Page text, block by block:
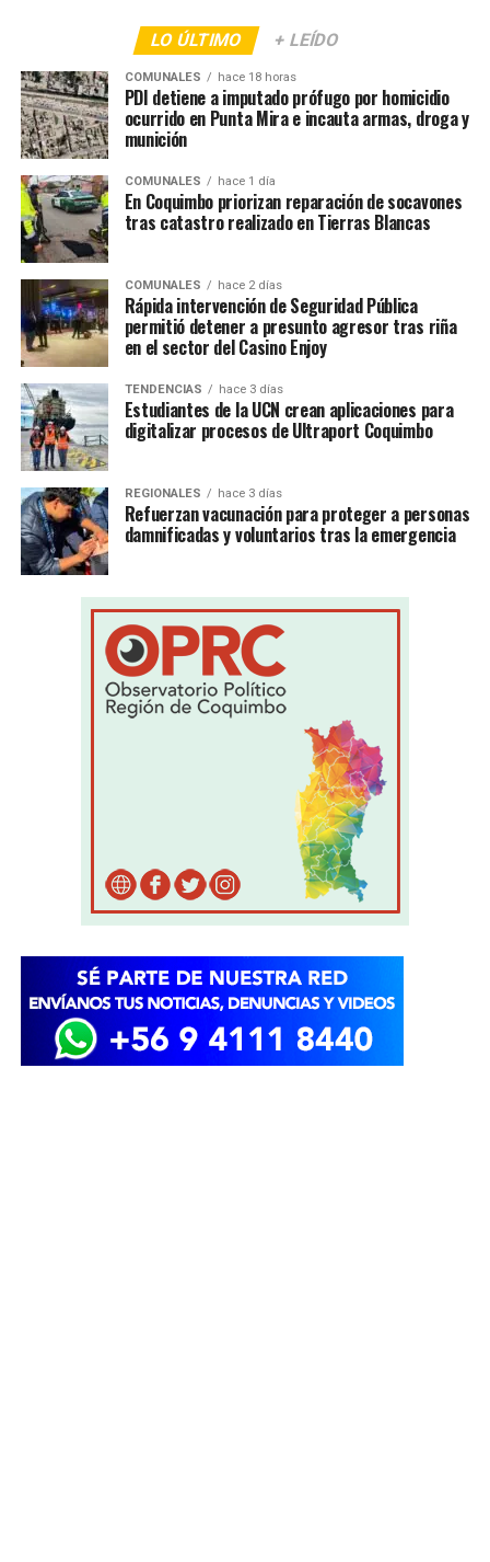
LO ÚLTIMO + LEÍDO
COMUNALES hace 18 horas
PDI detiene a imputado prófugo por homicidio
ocurrido en Punta Mira e incauta armas, droga y
munición
COMUNALES hace 1 día
En Coquimbo priorizan reparación de socavones
tras catastro realizado en Tierras Blancas
COMUNALES hace 2 días
Rápida intervención de Seguridad Pública
permitió detener a presunto agresor tras riña
en el sector del Casino Enjoy
TENDENCIAS hace 3 días
Estudiantes de la UCN crean aplicaciones para
digitalizar procesos de Ultraport Coquimbo
REGIONALES hace 3 días
Refuerzan vacunación para proteger a personas
damnificadas y voluntarios tras la emergencia